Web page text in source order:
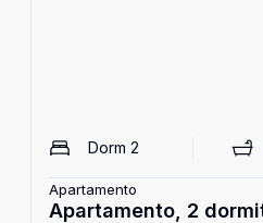
Dorm 2
Apartamento
Apartamento, 2